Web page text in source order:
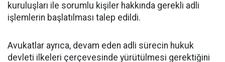
kuruluşları ile sorumlu kişiler hakkında gerekli adli
işlemlerin başlatılması talep edildi.
Avukatlar ayrıca, devam eden adli sürecin hukuk
devleti ilkeleri çerçevesinde yürütülmesi gerektiğini